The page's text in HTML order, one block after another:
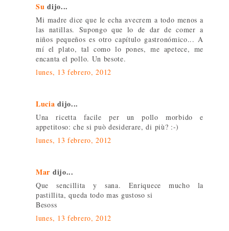
Su dijo...
Mi madre dice que le echa avecrem a todo menos a
las natillas. Supongo que lo de dar de comer a
niños pequeños es otro capítulo gastronómico... A
mí el plato, tal como lo pones, me apetece, me
encanta el pollo. Un besote.
lunes, 13 febrero, 2012
Lucia dijo...
Una ricetta facile per un pollo morbido e
appetitoso: che si può desiderare, di più? :-)
lunes, 13 febrero, 2012
Mar dijo...
Que sencillita y sana. Enriquece mucho la
pastillita, queda todo mas gustoso si
Besoss
lunes, 13 febrero, 2012